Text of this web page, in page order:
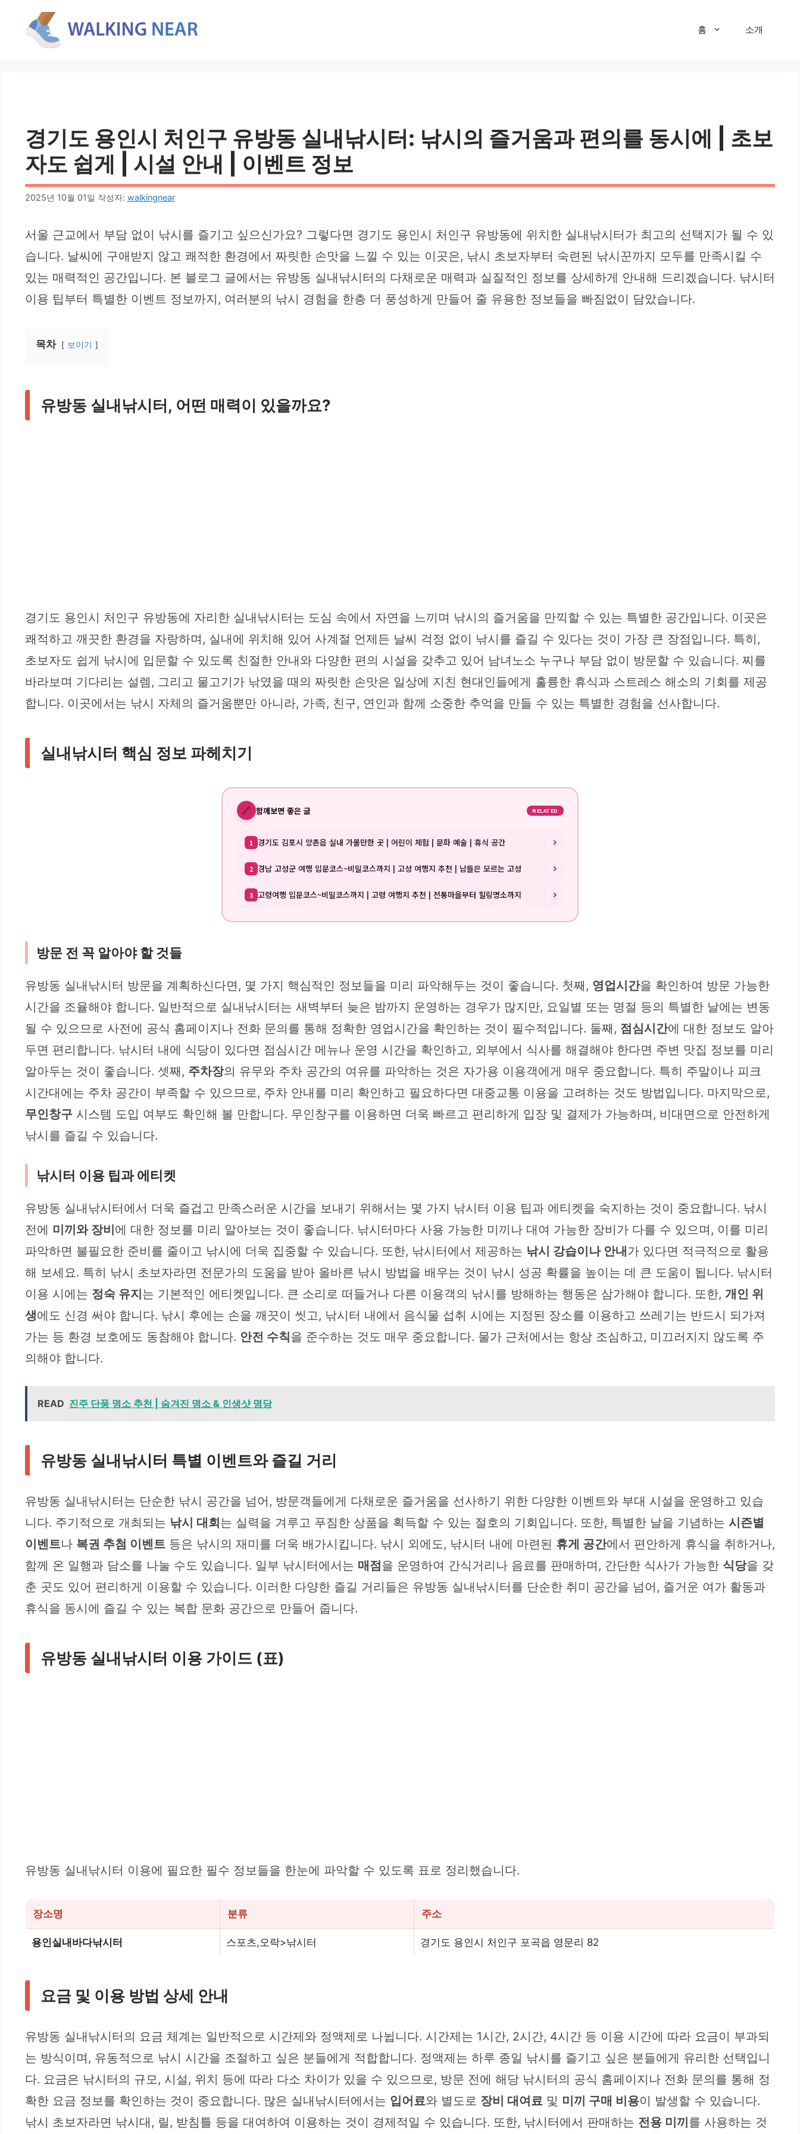
홈 소개
경기도 용인시 처인구 유방동 실내낚시터: 낚시의 즐거움과 편의를 동시에 | 초보
자도 쉽게 | 시설 안내 | 이벤트 정보
2025년 10월 01일 작성자: walkingnear
서울 근교에서 부담 없이 낚시를 즐기고 싶으신가요? 그렇다면 경기도 용인시 처인구 유방동에 위치한 실내낚시터가 최고의 선택지가 될 수 있
습니다. 날씨에 구애받지 않고 쾌적한 환경에서 짜릿한 손맛을 느낄 수 있는 이곳은, 낚시 초보자부터 숙련된 낚시꾼까지 모두를 만족시킬 수
있는 매력적인 공간입니다. 본 블로그 글에서는 유방동 실내낚시터의 다채로운 매력과 실질적인 정보를 상세하게 안내해 드리겠습니다. 낚시터
이용 팁부터 특별한 이벤트 정보까지, 여러분의 낚시 경험을 한층 더 풍성하게 만들어 줄 유용한 정보들을 빠짐없이 담았습니다.
목차 보이기
유방동 실내낚시터, 어떤 매력이 있을까요?
경기도 용인시 처인구 유방동에 자리한 실내낚시터는 도심 속에서 자연을 느끼며 낚시의 즐거움을 만끽할 수 있는 특별한 공간입니다. 이곳은
쾌적하고 깨끗한 환경을 자랑하며, 실내에 위치해 있어 사계절 언제든 날씨 걱정 없이 낚시를 즐길 수 있다는 것이 가장 큰 장점입니다. 특히,
초보자도 쉽게 낚시에 입문할 수 있도록 친절한 안내와 다양한 편의 시설을 갖추고 있어 남녀노소 누구나 부담 없이 방문할 수 있습니다. 찌를
바라보며 기다리는 설렘, 그리고 물고기가 낚였을 때의 짜릿한 손맛은 일상에 지친 현대인들에게 훌륭한 휴식과 스트레스 해소의 기회를 제공
합니다. 이곳에서는 낚시 자체의 즐거움뿐만 아니라, 가족, 친구, 연인과 함께 소중한 추억을 만들 수 있는 특별한 경험을 선사합니다.
실내낚시터 핵심 정보 파헤치기
🔗 함께보면 좋은 글 RELATED
1 경기도 김포시 양촌읍 실내 가볼만한 곳 | 어린이 체험 | 문화 예술 | 휴식 공간
2 경남 고성군 여행 입문코스~비밀코스까지 | 고성 여행지 추천 | 남들은 모르는 고성
3 고령여행 입문코스~비밀코스까지 | 고령 여행지 추천 | 전통마을부터 힐링명소까지
방문 전 꼭 알아야 할 것들
유방동 실내낚시터 방문을 계획하신다면, 몇 가지 핵심적인 정보들을 미리 파악해두는 것이 좋습니다. 첫째, 영업시간을 확인하여 방문 가능한
시간을 조율해야 합니다. 일반적으로 실내낚시터는 새벽부터 늦은 밤까지 운영하는 경우가 많지만, 요일별 또는 명절 등의 특별한 날에는 변동
될 수 있으므로 사전에 공식 홈페이지나 전화 문의를 통해 정확한 영업시간을 확인하는 것이 필수적입니다. 둘째, 점심시간에 대한 정보도 알아
두면 편리합니다. 낚시터 내에 식당이 있다면 점심시간 메뉴나 운영 시간을 확인하고, 외부에서 식사를 해결해야 한다면 주변 맛집 정보를 미리
알아두는 것이 좋습니다. 셋째, 주차장의 유무와 주차 공간의 여유를 파악하는 것은 자가용 이용객에게 매우 중요합니다. 특히 주말이나 피크
시간대에는 주차 공간이 부족할 수 있으므로, 주차 안내를 미리 확인하고 필요하다면 대중교통 이용을 고려하는 것도 방법입니다. 마지막으로,
무인창구 시스템 도입 여부도 확인해 볼 만합니다. 무인창구를 이용하면 더욱 빠르고 편리하게 입장 및 결제가 가능하며, 비대면으로 안전하게
낚시를 즐길 수 있습니다.
낚시터 이용 팁과 에티켓
유방동 실내낚시터에서 더욱 즐겁고 만족스러운 시간을 보내기 위해서는 몇 가지 낚시터 이용 팁과 에티켓을 숙지하는 것이 중요합니다. 낚시
전에 미끼와 장비에 대한 정보를 미리 알아보는 것이 좋습니다. 낚시터마다 사용 가능한 미끼나 대여 가능한 장비가 다를 수 있으며, 이를 미리
파악하면 불필요한 준비를 줄이고 낚시에 더욱 집중할 수 있습니다. 또한, 낚시터에서 제공하는 낚시 강습이나 안내가 있다면 적극적으로 활용
해 보세요. 특히 낚시 초보자라면 전문가의 도움을 받아 올바른 낚시 방법을 배우는 것이 낚시 성공 확률을 높이는 데 큰 도움이 됩니다. 낚시터
이용 시에는 정숙 유지는 기본적인 에티켓입니다. 큰 소리로 떠들거나 다른 이용객의 낚시를 방해하는 행동은 삼가해야 합니다. 또한, 개인 위
생에도 신경 써야 합니다. 낚시 후에는 손을 깨끗이 씻고, 낚시터 내에서 음식물 섭취 시에는 지정된 장소를 이용하고 쓰레기는 반드시 되가져
가는 등 환경 보호에도 동참해야 합니다. 안전 수칙을 준수하는 것도 매우 중요합니다. 물가 근처에서는 항상 조심하고, 미끄러지지 않도록 주
의해야 합니다.
READ 진주 단풍 명소 추천 | 숨겨진 명소 & 인생샷 명당
유방동 실내낚시터 특별 이벤트와 즐길 거리
유방동 실내낚시터는 단순한 낚시 공간을 넘어, 방문객들에게 다채로운 즐거움을 선사하기 위한 다양한 이벤트와 부대 시설을 운영하고 있습
니다. 주기적으로 개최되는 낚시 대회는 실력을 겨루고 푸짐한 상품을 획득할 수 있는 절호의 기회입니다. 또한, 특별한 날을 기념하는 시즌별
이벤트나 복권 추첨 이벤트 등은 낚시의 재미를 더욱 배가시킵니다. 낚시 외에도, 낚시터 내에 마련된 휴게 공간에서 편안하게 휴식을 취하거나,
함께 온 일행과 담소를 나눌 수도 있습니다. 일부 낚시터에서는 매점을 운영하여 간식거리나 음료를 판매하며, 간단한 식사가 가능한 식당을 갖
춘 곳도 있어 편리하게 이용할 수 있습니다. 이러한 다양한 즐길 거리들은 유방동 실내낚시터를 단순한 취미 공간을 넘어, 즐거운 여가 활동과
휴식을 동시에 즐길 수 있는 복합 문화 공간으로 만들어 줍니다.
유방동 실내낚시터 이용 가이드 (표)
유방동 실내낚시터 이용에 필요한 필수 정보들을 한눈에 파악할 수 있도록 표로 정리했습니다.
장소명 분류 주소
용인실내바다낚시터 스포츠,오락>낚시터 경기도 용인시 처인구 포곡읍 영문리 82
요금 및 이용 방법 상세 안내
유방동 실내낚시터의 요금 체계는 일반적으로 시간제와 정액제로 나뉩니다. 시간제는 1시간, 2시간, 4시간 등 이용 시간에 따라 요금이 부과되
는 방식이며, 유동적으로 낚시 시간을 조절하고 싶은 분들에게 적합합니다. 정액제는 하루 종일 낚시를 즐기고 싶은 분들에게 유리한 선택입니
다. 요금은 낚시터의 규모, 시설, 위치 등에 따라 다소 차이가 있을 수 있으므로, 방문 전에 해당 낚시터의 공식 홈페이지나 전화 문의를 통해 정
확한 요금 정보를 확인하는 것이 중요합니다. 많은 실내낚시터에서는 입어료와 별도로 장비 대여료 및 미끼 구매 비용이 발생할 수 있습니다.
낚시 초보자라면 낚시대, 릴, 받침틀 등을 대여하여 이용하는 것이 경제적일 수 있습니다. 또한, 낚시터에서 판매하는 전용 미끼를 사용하는 것